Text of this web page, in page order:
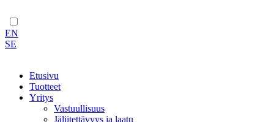
EN
SE
Etusivu
Tuotteet
Yritys
Vastuullisuus
Jäljitettävyys ja laatu